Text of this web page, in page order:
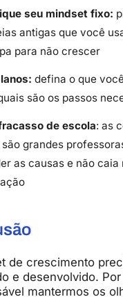
seu mindset fixo:
antigas que você
para não crescer
defina o que
são os passos
de escola: as
grandes
as causas e não caia
de crescimento
e desenvolvido.
mantermos os